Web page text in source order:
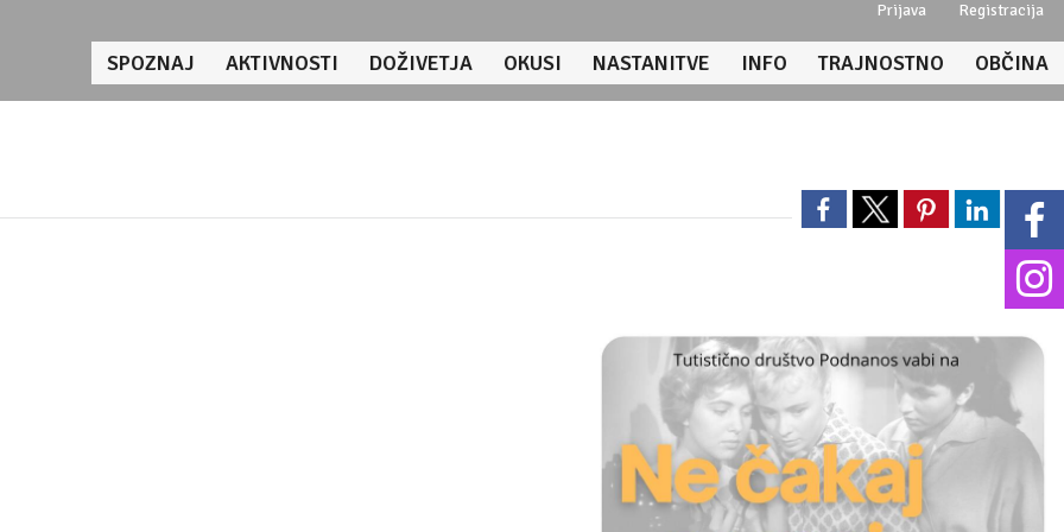
Prijava Registracija
SPOZNAJ AKTIVNOSTI DOŽIVETJA OKUSI NASTANITVE INFO TRAJNOSTNO OBČINA